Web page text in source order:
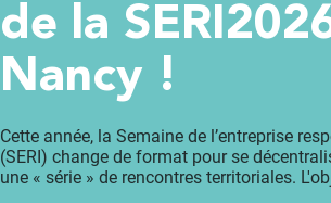
de la
Nancy !
Cette année, la Semaine de l’entreprise
(SERI) change de format pour se
une « série » de rencontres territoriales.